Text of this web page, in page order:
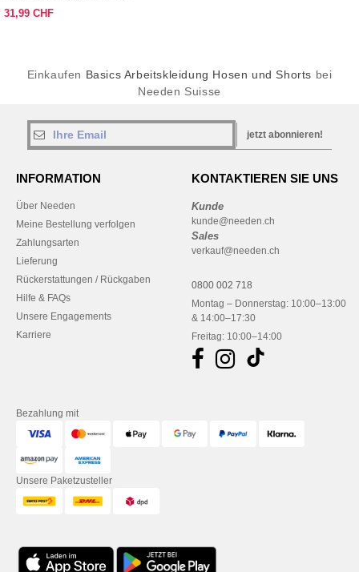
TROUSERS
31,99 CHF
Einkaufen Basics Arbeitskleidung Hosen und Shorts bei
Needen Suisse
jetzt abonnieren!
INFORMATION
Über Needen
Meine Bestellung verfolgen
Zahlungsarten
Lieferung
Rückerstattungen / Rückgaben
Hilfe & FAQs
Unsere Engagements
Karriere
KONTAKTIEREN SIE UNS
Kunde
kunde@needen.ch
Sales
verkauf@needen.ch
0800 002 718
Montag – Donnerstag: 10:00–13:00
& 14:00–17:30
Freitag: 10:00–14:00
Bezahlung mit
Unsere Paketzusteller